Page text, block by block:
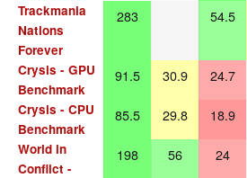
Trackmania
Nations
Forever
283 54.5
Crysis - GPU
Benchmark
91.5 30.9 24.7
Crysis - CPU
Benchmark
85.5 29.8 18.9
World in
Conflict -
198 56 24